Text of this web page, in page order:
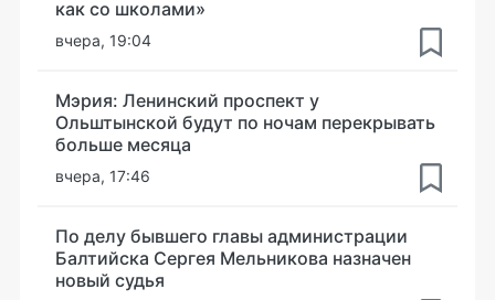
как со школами»
вчера, 19:04
Мэрия: Ленинский проспект у
Ольштынской будут по ночам перекрывать
больше месяца
вчера, 17:46
По делу бывшего главы администрации
Балтийска Сергея Мельникова назначен
новый судья